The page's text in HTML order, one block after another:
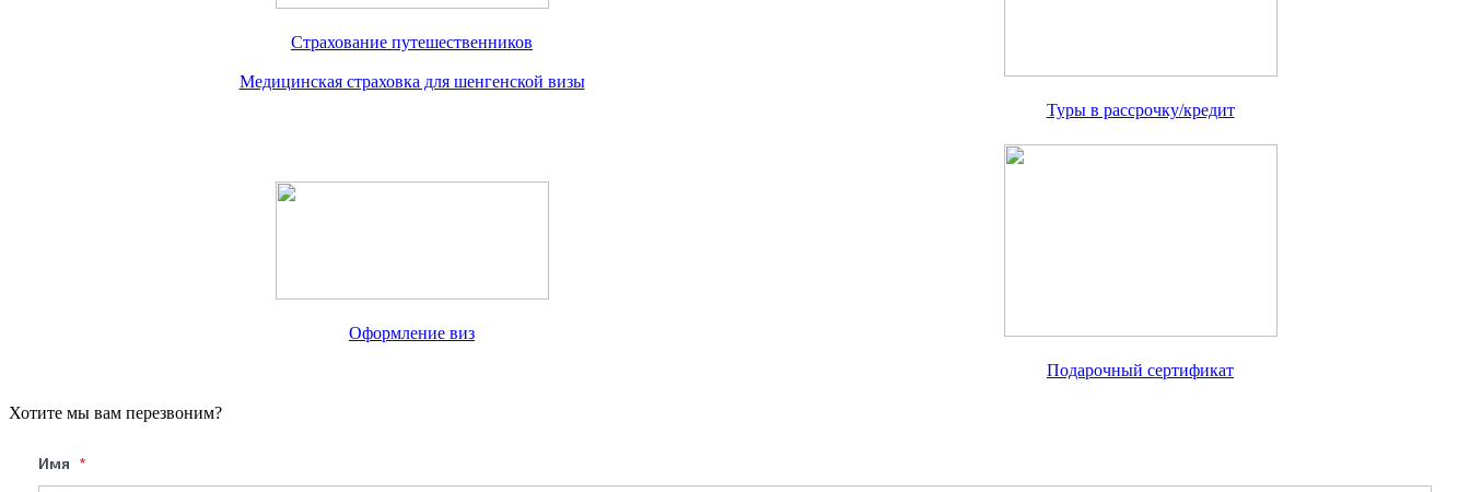
Страхование путешественников
Медицинская страховка для шенгенской визы
Туры в рассрочку/кредит
Оформление виз
Подарочный сертификат
Хотите мы вам перезвоним?
Имя